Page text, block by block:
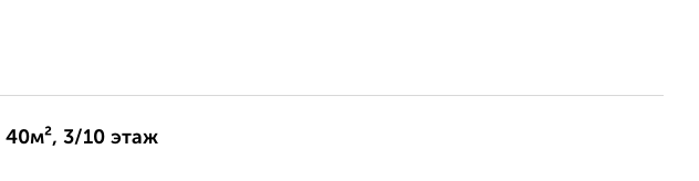
40м², 3/10 этаж